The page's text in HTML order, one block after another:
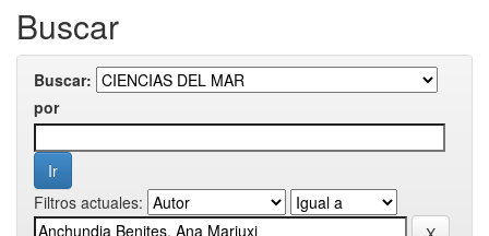
Buscar
Buscar:
por
Filtros actuales: